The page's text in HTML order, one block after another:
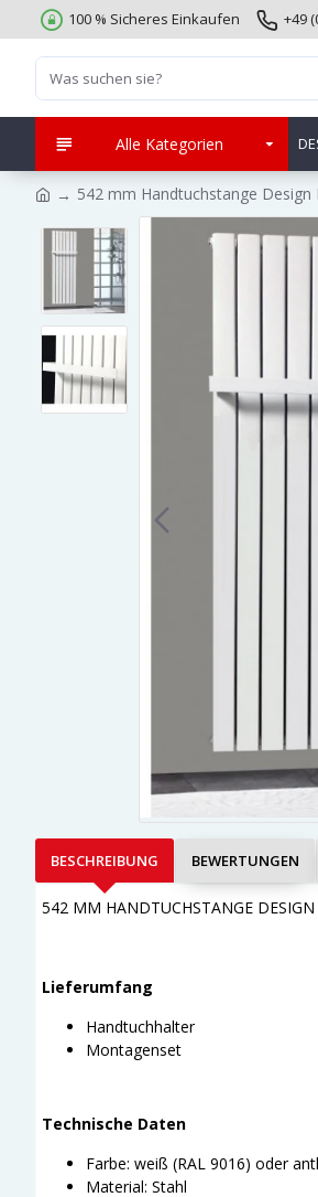
100 % Sicheres Einkaufen +49
Alle Kategorien
542 mm Handtuchstange Design
BESCHREIBUNG BEWERTUNGEN
542 MM HANDTUCHSTANGE DESIGN
Lieferumfang
Handtuchhalter
Montagenset
Technische Daten
Farbe: weiß (RAL 9016) oder
Material: Stahl